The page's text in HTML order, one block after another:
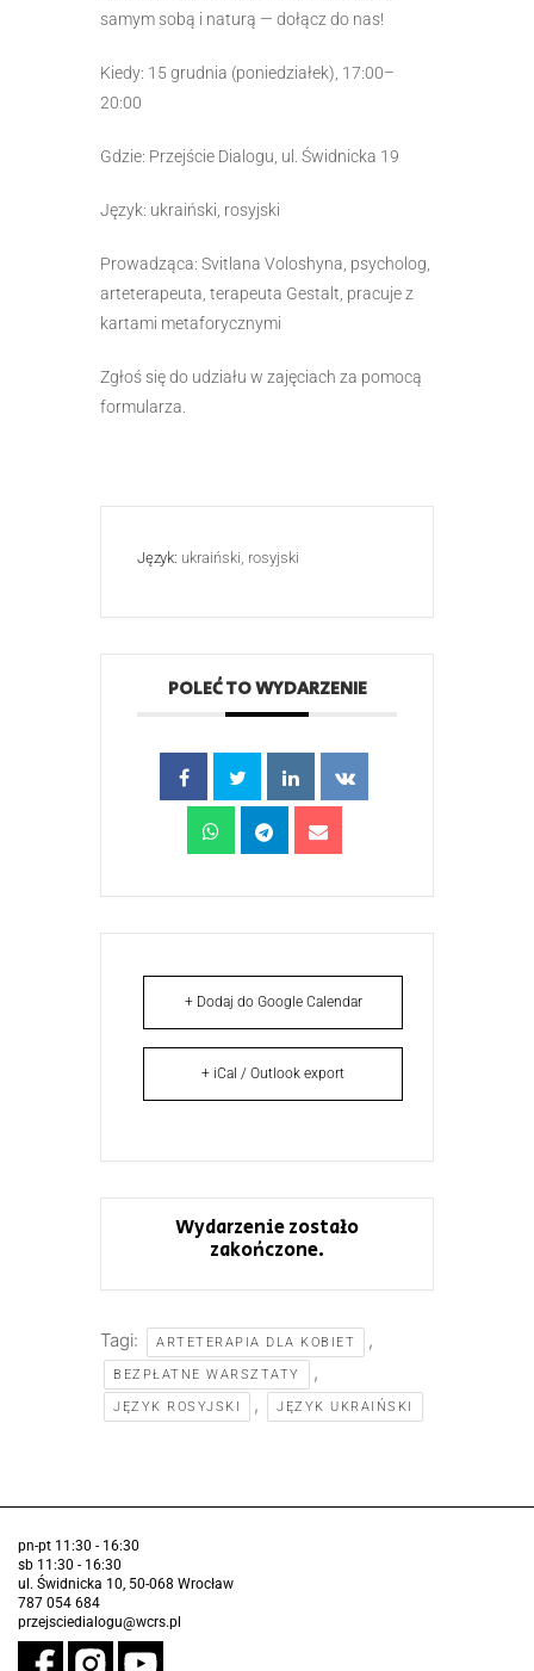
samym sobą i naturą — dołącz do nas!
Kiedy: 15 grudnia (poniedziałek), 17:00–
20:00
Gdzie: Przejście Dialogu, ul. Świdnicka 19
Język: ukraiński, rosyjski
Prowadząca: Svitlana Voloshyna, psycholog,
arteterapeuta, terapeuta Gestalt, pracuje z
kartami metaforycznymi
Zgłoś się do udziału w zajęciach za pomocą
formularza.
Język: ukraiński, rosyjski
POLEĆ TO WYDARZENIE
+ Dodaj do Google Calendar
+ iCal / Outlook export
Wydarzenie zostało
zakończone.
Tagi: ARTETERAPIA DLA KOBIET ,
BEZPŁATNE WARSZTATY ,
JĘZYK ROSYJSKI , JĘZYK UKRAIŃSKI
pn-pt 11:30 - 16:30
sb 11:30 - 16:30
ul. Świdnicka 10, 50-068 Wrocław
787 054 684
przejsciedialogu@wcrs.pl